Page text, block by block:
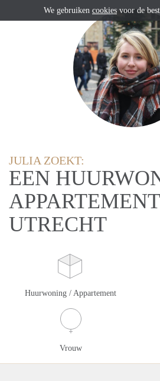
JULIA ZOEKT:
EEN
UTRECHT
Huurwoning / Appartement
Vrouw
We gebruiken cookies voor de